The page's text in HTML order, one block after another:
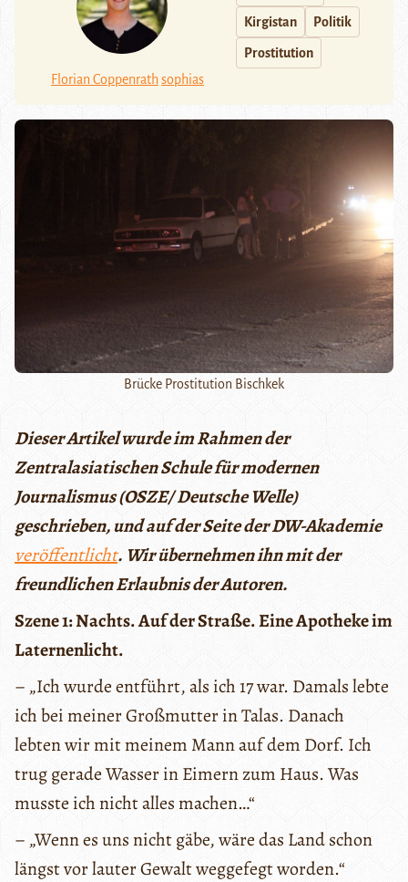
Florian Coppenrathsophias
Kirgistan Politik
Prostitution
Brücke Prostitution Bischkek
Dieser Artikel wurde im Rahmen der
Zentralasiatischen Schule für modernen
Journalismus (OSZE/ Deutsche Welle)
geschrieben, und auf der Seite der DW-Akademie
veröffentlicht. Wir übernehmen ihn mit der
freundlichen Erlaubnis der Autoren.
Szene 1: Nachts. Auf der Straße. Eine Apotheke im
Laternenlicht.
– „Ich wurde entführt, als ich 17 war. Damals lebte
ich bei meiner Großmutter in Talas. Danach
lebten wir mit meinem Mann auf dem Dorf. Ich
trug gerade Wasser in Eimern zum Haus. Was
musste ich nicht alles machen…“
– „Wenn es uns nicht gäbe, wäre das Land schon
längst vor lauter Gewalt weggefegt worden.“